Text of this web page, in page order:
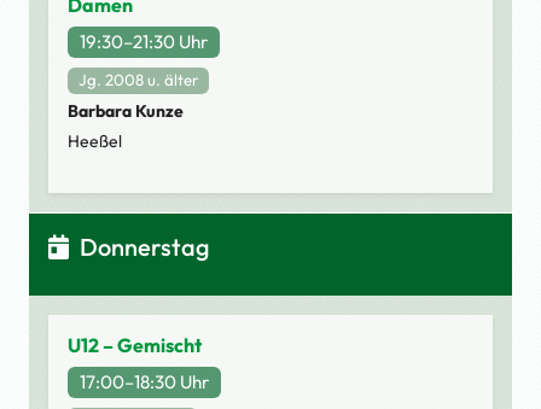
19:30–21:30 Uhr
Jg. 2008 u. älter
Barbara Kunze
Heeßel
Donnerstag
U12 – Gemischt
17:00–18:30 Uhr